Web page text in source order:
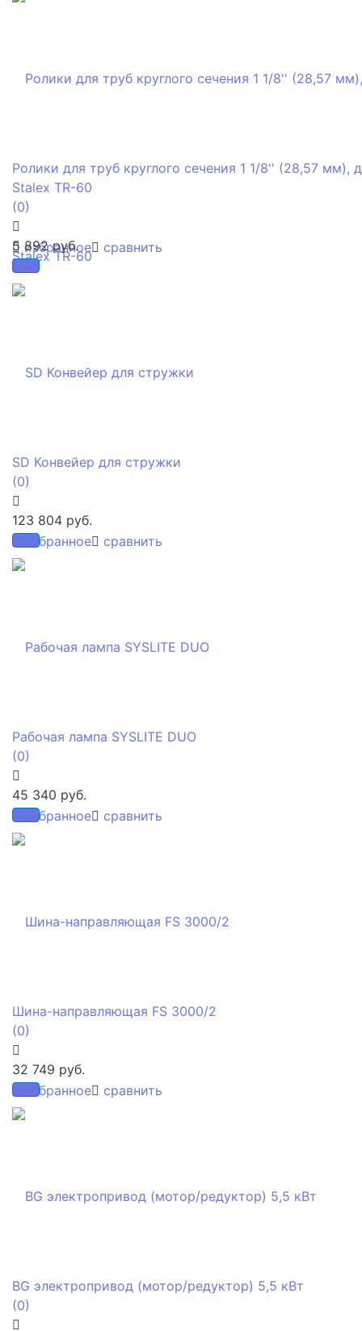
избранное сравнить
Ролики для труб круглого сечения 1 1/8'' (28,57 мм),
Stalex TR-60
(0)
5 892 руб.
избранное сравнить
SD Конвейер для стружки
(0)
123 804 руб.
избранное сравнить
Рабочая лампа SYSLITE DUO
(0)
45 340 руб.
избранное сравнить
Шина-направляющая FS 3000/2
(0)
32 749 руб.
BG электропривод (мотор/редуктор) 5,5 кВт
(0)